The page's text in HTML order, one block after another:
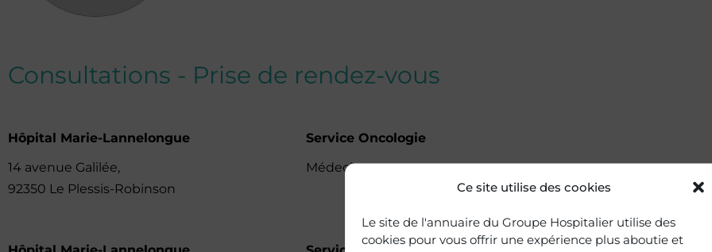
Ce site utilise des cookies
Le site de l'annuaire du Groupe Hospitalier utilise des
cookies pour vous offrir une expérience plus aboutie et
Consultations - Prise de rendez-vous
Hôpital Marie-Lannelongue
14 avenue Galilée,
92350 Le Plessis-Robinson
Service Oncologie
Médecin